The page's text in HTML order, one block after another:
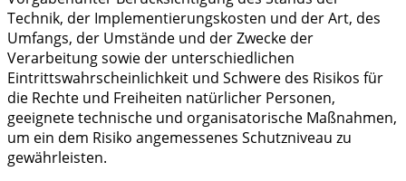
Technik, der Implementierungskosten und der Art, des
Umfangs, der Umstände und der Zwecke der
Verarbeitung sowie der unterschiedlichen
Eintrittswahrscheinlichkeit und Schwere des Risikos für
die Rechte und Freiheiten natürlicher Personen,
geeignete technische und organisatorische Maßnahmen,
um ein dem Risiko angemessenes Schutzniveau zu
gewährleisten.